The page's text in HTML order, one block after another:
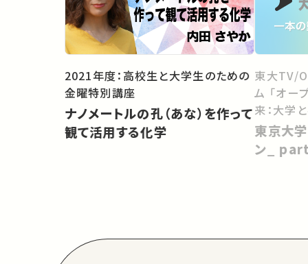
2021年度：高校生と大学生のための
金曜特別講座
ナノメートルの孔（あな）を作って
観て活用する化学
東大TV/
ム 「オー
来：大学
向けて」
東京大
ン_